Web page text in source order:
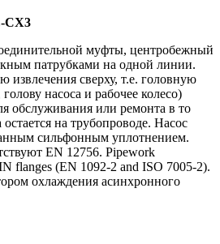
CX3
муфты, центробежный
патрубками на одной линии.
извлечения сверху, т.е. головную
насоса и рабочее колесо)
обслуживания или ремонта в то
на трубопроводе. Насос
сильфонным уплотнением.
EN 12756. Pipework
flanges (EN 1092-2 and ISO 7005-2).
охлаждения асинхронного